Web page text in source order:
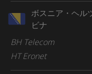
ボスニア・ヘル
ビナ
BH Telecom
HT Eronet